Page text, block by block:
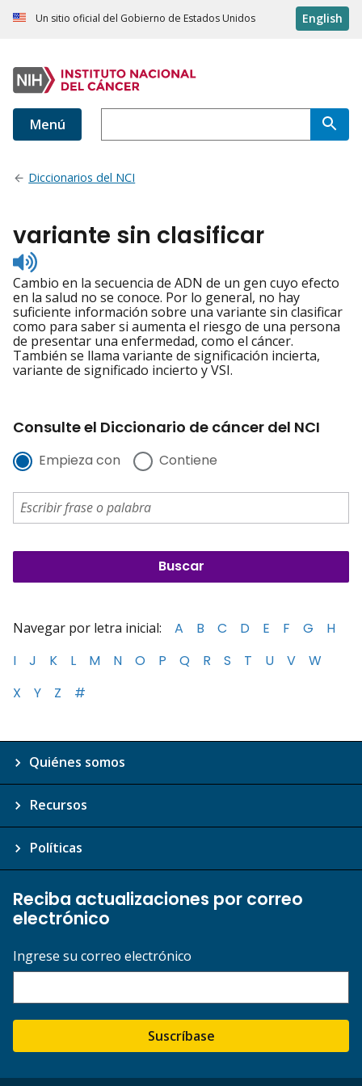
Un sitio oficial del Gobierno de Estados Unidos English
Menú
Diccionarios del NCI
variante sin clasificar
Listen
to
pronunciation
Cambio en la secuencia de ADN de un gen cuyo efecto
en la salud no se conoce. Por lo general, no hay
suficiente información sobre una variante sin clasificar
como para saber si aumenta el riesgo de una persona
de presentar una enfermedad, como el cáncer.
También se llama variante de significación incierta,
variante de significado incierto y VSI.
Consulte el Diccionario de cáncer del NCI
Empieza con Contiene
Navegar por letra inicial: A B C D E F G
H
I
J K L M N O P Q R S T U V
W
X
Y Z #
Quiénes somos
Recursos
Políticas
Reciba actualizaciones por correo
electrónico
Ingrese su correo electrónico
Suscríbase